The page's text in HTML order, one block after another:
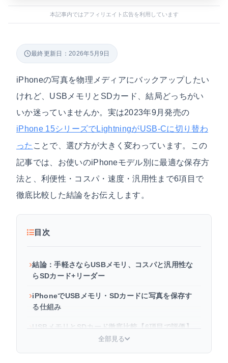
本記事内ではアフィリエイト広告を利用しています
最終更新日：2026年5月9日
iPhoneの写真を物理メディアにバックアップしたい
けれど、USBメモリとSDカード、結局どっちがい
いか迷っていませんか。実は2023年9月発売の
iPhone 15シリーズでLightningがUSB-Cに切り替わ
った ことで、選び方が大きく変わっています。この
記事では、お使いのiPhoneモデル別に最適な保存方
法と、利便性・コスパ・速度・汎用性まで6項目で
徹底比較した結論をお伝えします。
目次
結論：手軽さならUSBメモリ、コスパと汎用性な
らSDカード+リーダー
iPhoneでUSBメモリ・SDカードに写真を保存す
る仕組み
USBメモリとSDカード徹底比較【6項目で評価】
全部見る